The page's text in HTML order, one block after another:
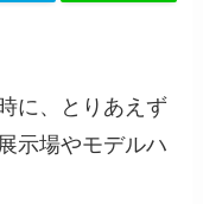
に、とりあえず
示場やモデルハ